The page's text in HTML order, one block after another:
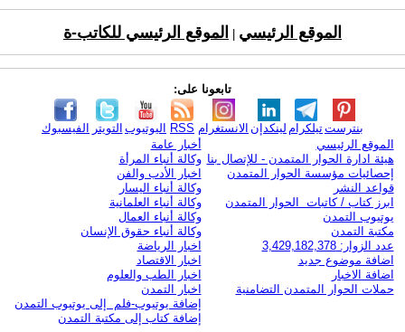
الموقع الرئيسي الموقع الرئيسي للكاتب-ة
تابعونا على:
الفيسبوك التويتر اليوتيوب RSS الانستغرام لينكدإن تيلكرامبنترست
الموقع الرئيسي
هيئة ادارة الحوار المتمدن - للإتصال بنا
إحصائيات مؤسسة الحوار المتمدن
قواعد النشر
ابرز كتاب / كاتبات الحوار المتمدن
يوتيوب التمدن
مكتبة التمدن
عدد الزوار: 3,429,182,378
اضافة موضوع جديد
اضافة الاخبار
حملات الحوار المتمدن التضامنية
أخبار عامة
وكالة أنباء المرأة
اخبار الأدب والفن
وكالة أنباء اليسار
وكالة أنباء العلمانية
وكالة أنباء العمال
وكالة أنباء حقوق الإنسان
اخبار الرياضة
اخبار الاقتصاد
اخبار الطب والعلوم
اخبار التمدن
إضافة يوتيوب-فلم إلى يوتيوب التمدن
إضافة كتاب إلى مكتبة التمدن